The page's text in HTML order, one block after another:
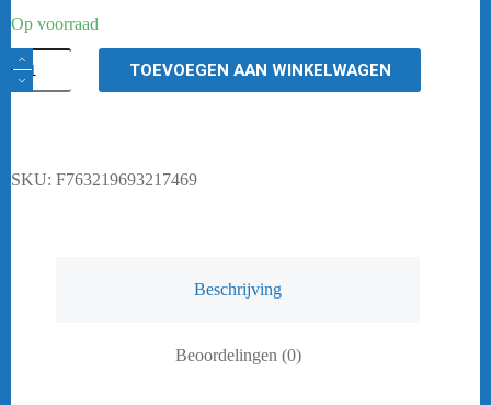
Op voorraad
Yonex
Club
Tas
Grayish
TOEVOEGEN AAN WINKELWAGEN
SKU: F763219693217469
Beschrijving
Beoordelingen (0)